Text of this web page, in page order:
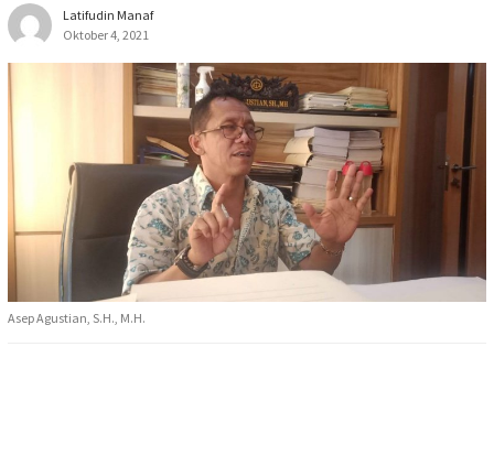
Latifudin Manaf
Oktober 4, 2021
Asep Agustian, S.H., M.H.